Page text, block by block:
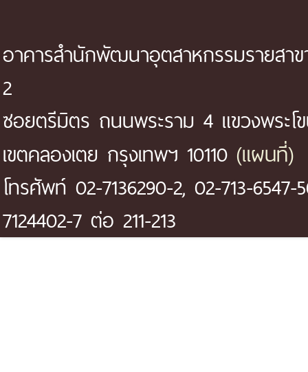
อาคารสำนักพัฒนาอุตสาหกรรมรายสา
2
ซอยตรีมิตร ถนนพระราม 4 แขวงพระโ
เขตคลองเตย กรุงเทพฯ 10110 (แผนที่)
โทรศัพท์ 02-7136290-2, 02-713-6547-
7124402-7 ต่อ 211-213